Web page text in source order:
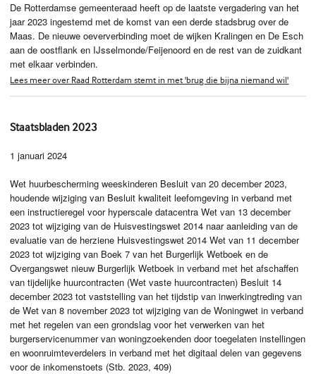
De Rotterdamse gemeenteraad heeft op de laatste vergadering van het
jaar 2023 ingestemd met de komst van een derde stadsbrug over de
Maas. De nieuwe oeververbinding moet de wijken Kralingen en De Esch
aan de oostflank en IJsselmonde/Feijenoord en de rest van de zuidkant
met elkaar verbinden.
Lees meer over Raad Rotterdam stemt in met 'brug die bijna niemand wil'
Staatsbladen 2023
1 januari 2024
Wet huurbescherming weeskinderen Besluit van 20 december 2023,
houdende wijziging van Besluit kwaliteit leefomgeving in verband met
een instructieregel voor hyperscale datacentra Wet van 13 december
2023 tot wijziging van de Huisvestingswet 2014 naar aanleiding van de
evaluatie van de herziene Huisvestingswet 2014 Wet van 11 december
2023 tot wijziging van Boek 7 van het Burgerlijk Wetboek en de
Overgangswet nieuw Burgerlijk Wetboek in verband met het afschaffen
van tijdelijke huurcontracten (Wet vaste huurcontracten) Besluit 14
december 2023 tot vaststelling van het tijdstip van inwerkingtreding van
de Wet van 8 november 2023 tot wijziging van de Woningwet in verband
met het regelen van een grondslag voor het verwerken van het
burgerservicenummer van woningzoekenden door toegelaten instellingen
en woonruimteverdelers in verband met het digitaal delen van gegevens
voor de inkomenstoets (Stb. 2023, 409)